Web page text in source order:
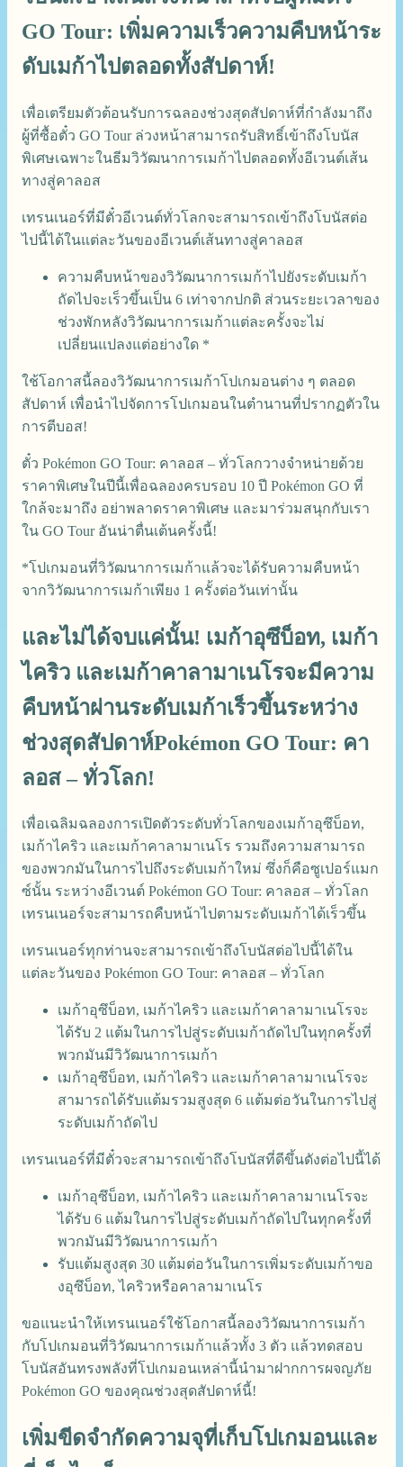
GO Tour: เพิ่มความเร็วความคืบหน้าระ
ดับเมก้าไปตลอดทั้งสัปดาห์!
เพื่อเตรียมตัวต้อนรับการฉลองช่วงสุดสัปดาห์ที่กำลังมาถึง
ผู้ที่ซื้อตั๋ว GO Tour ล่วงหน้าสามารถรับสิทธิ์เข้าถึงโบนัส
พิเศษเฉพาะในธีมวิวัฒนาการเมก้าไปตลอดทั้งอีเวนต์เส้น
ทางสู่คาลอส
เทรนเนอร์ที่มีตั๋วอีเวนต์ทั่วโลกจะสามารถเข้าถึงโบนัสต่อ
ไปนี้ได้ในแต่ละวันของอีเวนต์เส้นทางสู่คาลอส
ความคืบหน้าของวิวัฒนาการเมก้าไปยังระดับเมก้า
ถัดไปจะเร็วขึ้นเป็น 6 เท่าจากปกติ ส่วนระยะเวลาของ
ช่วงพักหลังวิวัฒนาการเมก้าแต่ละครั้งจะไม่
เปลี่ยนแปลงแต่อย่างใด *
ใช้โอกาสนี้ลองวิวัฒนาการเมก้าโปเกมอนต่าง ๆ ตลอด
สัปดาห์ เพื่อนำไปจัดการโปเกมอนในตำนานที่ปรากฏตัวใน
การตีบอส!
ตั๋ว Pokémon GO Tour: คาลอส – ทั่วโลกวางจำหน่ายด้วย
ราคาพิเศษในปีนี้เพื่อฉลองครบรอบ 10 ปี Pokémon GO ที่
ใกล้จะมาถึง อย่าพลาดราคาพิเศษ และมาร่วมสนุกกับเรา
ใน GO Tour อันน่าตื่นเต้นครั้งนี้!
*โปเกมอนที่วิวัฒนาการเมก้าแล้วจะได้รับความคืบหน้า
จากวิวัฒนาการเมก้าเพียง 1 ครั้งต่อวันเท่านั้น
และไม่ได้จบแค่นั้น! เมก้าอุซึบ็อท, เมก้า
ไคริว และเมก้าคาลามาเนโรจะมีความ
คืบหน้าผ่านระดับเมก้าเร็วขึ้นระหว่าง
ช่วงสุดสัปดาห์Pokémon GO Tour: คา
ลอส – ทั่วโลก!
เพื่อเฉลิมฉลองการเปิดตัวระดับทั่วโลกของเมก้าอุซึบ็อท,
เมก้าไคริว และเมก้าคาลามาเนโร รวมถึงความสามารถ
ของพวกมันในการไปถึงระดับเมก้าใหม่ ซึ่งก็คือซูเปอร์แมก
ซ์นั้น ระหว่างอีเวนต์ Pokémon GO Tour: คาลอส – ทั่วโลก
เทรนเนอร์จะสามารถคืบหน้าไปตามระดับเมก้าได้เร็วขึ้น
เทรนเนอร์ทุกท่านจะสามารถเข้าถึงโบนัสต่อไปนี้ได้ใน
แต่ละวันของ Pokémon GO Tour: คาลอส – ทั่วโลก
เมก้าอุซึบ็อท, เมก้าไคริว และเมก้าคาลามาเนโรจะ
ได้รับ 2 แต้มในการไปสู่ระดับเมก้าถัดไปในทุกครั้งที่
พวกมันมีวิวัฒนาการเมก้า
เมก้าอุซึบ็อท, เมก้าไคริว และเมก้าคาลามาเนโรจะ
สามารถได้รับแต้มรวมสูงสุด 6 แต้มต่อวันในการไปสู่
ระดับเมก้าถัดไป
เทรนเนอร์ที่มีตั๋วจะสามารถเข้าถึงโบนัสที่ดีขึ้นดังต่อไปนี้ได้
เมก้าอุซึบ็อท, เมก้าไคริว และเมก้าคาลามาเนโรจะ
ได้รับ 6 แต้มในการไปสู่ระดับเมก้าถัดไปในทุกครั้งที่
พวกมันมีวิวัฒนาการเมก้า
รับแต้มสูงสุด 30 แต้มต่อวันในการเพิ่มระดับเมก้าขอ
งอุซึบ็อท, ไคริวหรือคาลามาเนโร
ขอแนะนำให้เทรนเนอร์ใช้โอกาสนี้ลองวิวัฒนาการเมก้า
กับโปเกมอนที่วิวัฒนาการเมก้าแล้วทั้ง 3 ตัว แล้วทดสอบ
โบนัสอันทรงพลังที่โปเกมอนเหล่านี้นำมาฝากการผจญภัย
Pokémon GO ของคุณช่วงสุดสัปดาห์นี้!
เพิ่มขีดจำกัดความจุที่เก็บโปเกมอนและ